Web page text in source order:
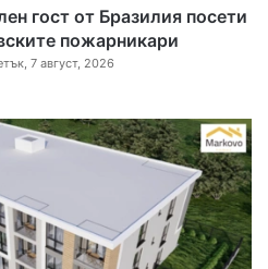
гост от Бразилия посети
пожарникари
7 август, 2026